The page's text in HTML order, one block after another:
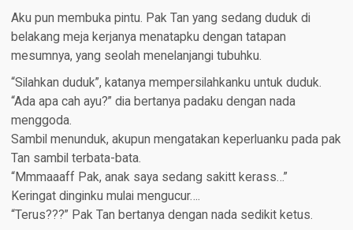
Aku pun membuka pintu. Pak Tan yang sedang duduk di
belakang meja kerjanya menatapku dengan tatapan
mesumnya, yang seolah menelanjangi tubuhku.
“Silahkan duduk”, katanya mempersilahkanku untuk duduk.
“Ada apa cah ayu?” dia bertanya padaku dengan nada
menggoda.
Sambil menunduk, akupun mengatakan keperluanku pada pak
Tan sambil terbata-bata.
“Mmmaaaff Pak, anak saya sedang sakitt kerass…”
Keringat dinginku mulai mengucur….
“Terus???” Pak Tan bertanya dengan nada sedikit ketus.